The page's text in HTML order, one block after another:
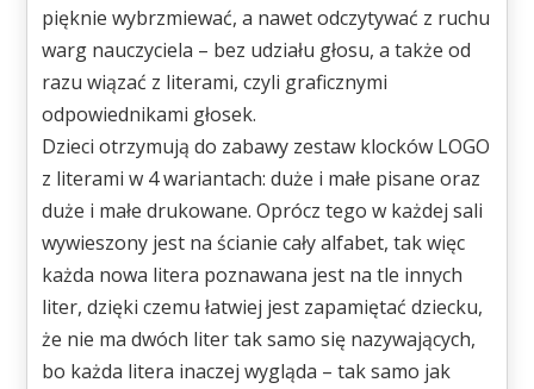
pięknie wybrzmiewać, a nawet odczytywać z ruchu
warg nauczyciela – bez udziału głosu, a także od
razu wiązać z literami, czyli graficznymi
odpowiednikami głosek.
Dzieci otrzymują do zabawy zestaw klocków LOGO
z literami w 4 wariantach: duże i małe pisane oraz
duże i małe drukowane. Oprócz tego w każdej sali
wywieszony jest na ścianie cały alfabet, tak więc
każda nowa litera poznawana jest na tle innych
liter, dzięki czemu łatwiej jest zapamiętać dziecku,
że nie ma dwóch liter tak samo się nazywających,
bo każda litera inaczej wygląda – tak samo jak